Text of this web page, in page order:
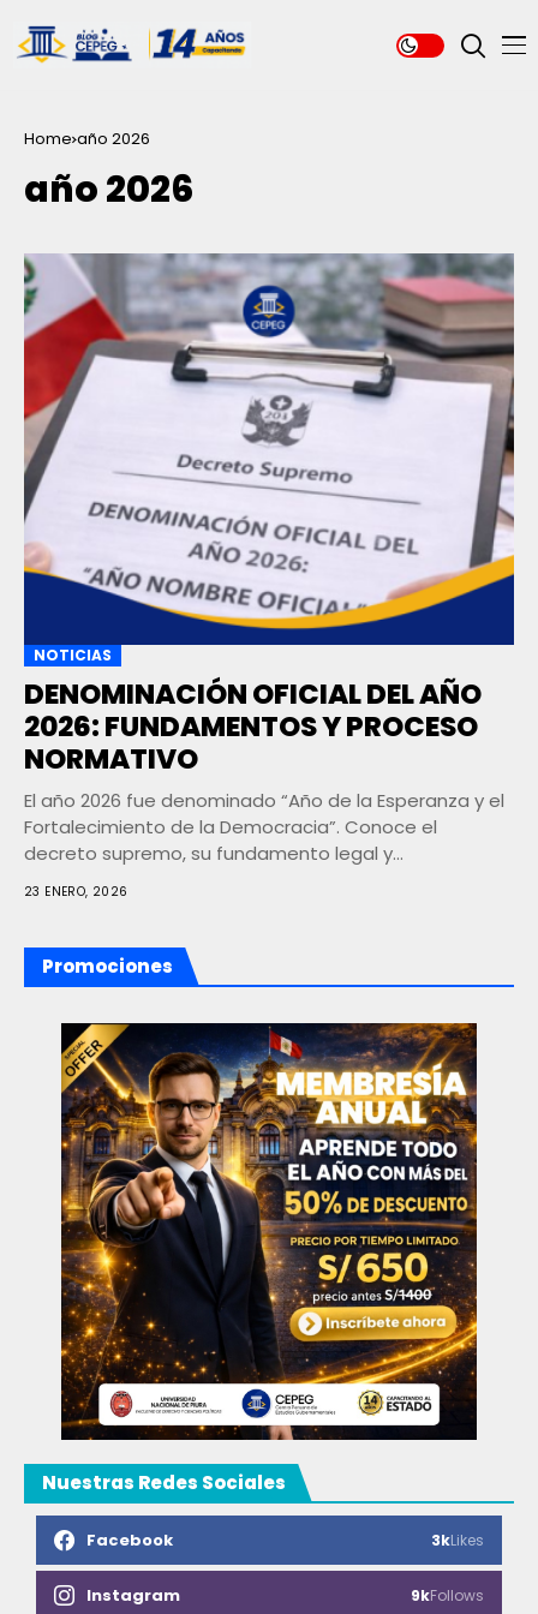
Home año 2026
año 2026
NOTICIAS
DENOMINACIÓN OFICIAL DEL AÑO
2026: FUNDAMENTOS Y PROCESO
NORMATIVO
El año 2026 fue denominado “Año de la Esperanza y el
Fortalecimiento de la Democracia”. Conoce el
decreto supremo, su fundamento legal y...
23 ENERO, 2026
Promociones
Nuestras Redes Sociales
Facebook 3kLikes
Instagram 9kFollows